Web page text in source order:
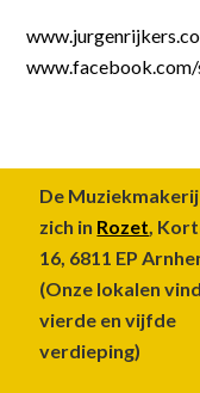
Footer
De
zich in Rozet,
16, 6811 EP
(Onze lokalen
vierde en vijfde
verdieping)